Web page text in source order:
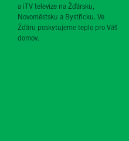
a iTV televize na Žďársku,
Novoměstsku a Bystřicku. Ve
Žďáru poskytujeme teplo pro Váš
domov.